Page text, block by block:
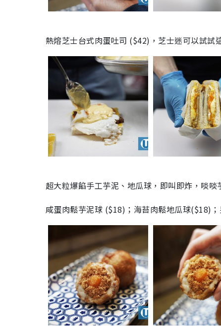
熱熔芝士台式肉蛋吐司 ($42)，芝士迷可以試試
超大粒爆餡手工芋泥、地瓜球，即叫即炸，啖
咸蛋肉鬆芋泥球 ($18)；海苔肉鬆地瓜球($18)